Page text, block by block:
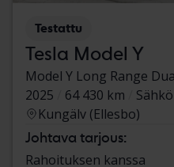
Testattu
Tesla Model Y
Model Y Long Range
2025
64 430 km
Kungälv (Ellesbo)
Johtava tarjous:
Rahoituksen kanssa